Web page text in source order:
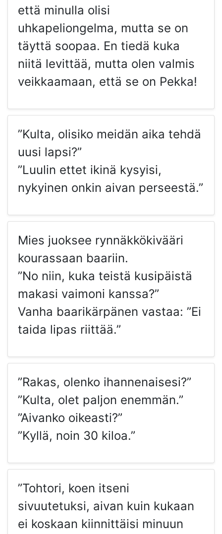
että minulla olisi
uhkapeliongelma, mutta se on
täyttä soopaa. En tiedä kuka
niitä levittää, mutta olen valmis
veikkaamaan, että se on Pekka!
”Kulta, olisiko meidän aika tehdä
uusi lapsi?”
”Luulin ettet ikinä kysyisi,
nykyinen onkin aivan perseestä.”
Mies juoksee rynnäkkökivääri
kourassaan baariin.
”No niin, kuka teistä kusipäistä
makasi vaimoni kanssa?”
Vanha baarikärpänen vastaa: ”Ei
taida lipas riittää.”
”Rakas, olenko ihannenaisesi?”
”Kulta, olet paljon enemmän.”
”Aivanko oikeasti?”
”Kyllä, noin 30 kiloa.”
”Tohtori, koen itseni
sivuutetuksi, aivan kuin kukaan
ei koskaan kiinnittäisi minuun